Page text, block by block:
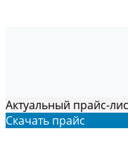
Актуальный прайс-
Скачать прайс